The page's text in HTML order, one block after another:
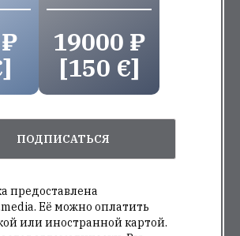
19000 ₽
[150 €]
ПОДПИСАТЬСЯ
предоставлена
Её можно оплатить
или иностранной картой.